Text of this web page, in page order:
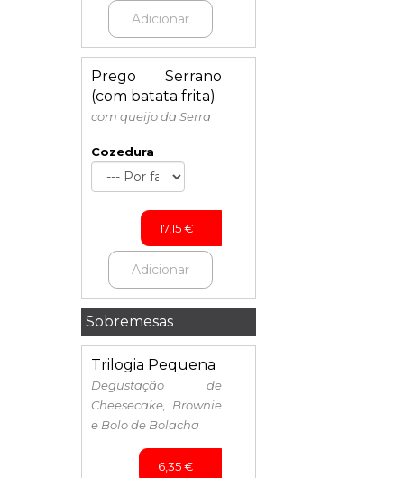
Adicionar
Prego Serrano
(com batata frita)
com queijo da Serra
Cozedura
17,15€
Adicionar
Sobremesas
Trilogia Pequena
Degustação de
Cheesecake, Brownie
e Bolo de Bolacha
6,35€